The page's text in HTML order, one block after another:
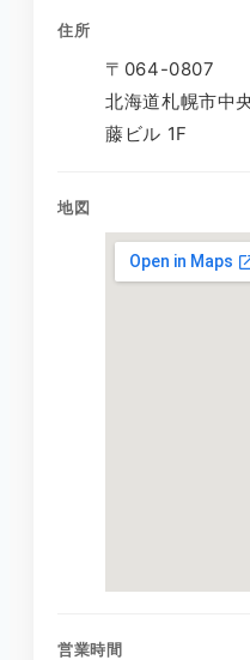
住所
〒064-0807
北海道札幌市中
藤ビル 1F
地図
営業時間